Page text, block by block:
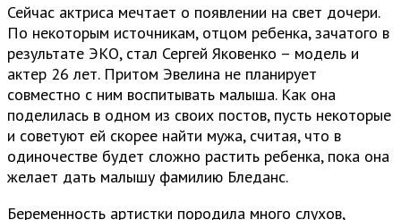
Сейчас актриса мечтает о появлении на свет дочери.
По некоторым источникам, отцом ребенка, зачатого в
результате ЭКО, стал Сергей Яковенко – модель и
актер 26 лет. Притом Эвелина не планирует
совместно с ним воспитывать малыша. Как она
поделилась в одном из своих постов, пусть некоторые
и советуют ей скорее найти мужа, считая, что в
одиночестве будет сложно растить ребенка, пока она
желает дать малышу фамилию Бледанс.
Беременность артистки породила много слухов,